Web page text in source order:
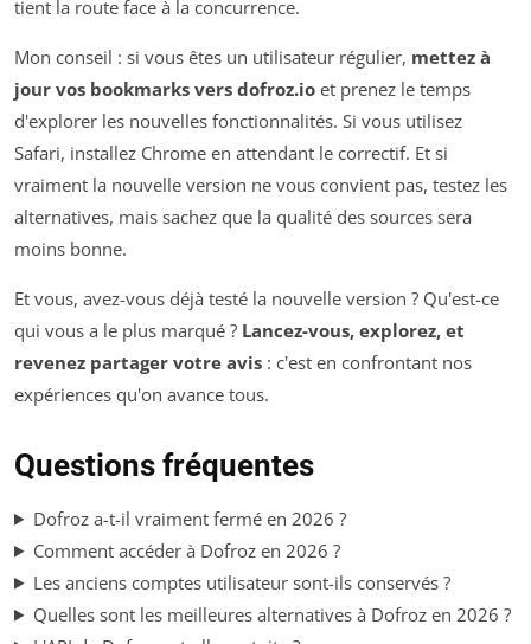
tient la route face à la concurrence.
Mon conseil : si vous êtes un utilisateur régulier, mettez à
jour vos bookmarks vers dofroz.io et prenez le temps
d'explorer les nouvelles fonctionnalités. Si vous utilisez
Safari, installez Chrome en attendant le correctif. Et si
vraiment la nouvelle version ne vous convient pas, testez les
alternatives, mais sachez que la qualité des sources sera
moins bonne.
Et vous, avez-vous déjà testé la nouvelle version ? Qu'est-ce
qui vous a le plus marqué ? Lancez-vous, explorez, et
revenez partager votre avis : c'est en confrontant nos
expériences qu'on avance tous.
Questions fréquentes
Dofroz a-t-il vraiment fermé en 2026 ?
Comment accéder à Dofroz en 2026 ?
Les anciens comptes utilisateur sont-ils conservés ?
Quelles sont les meilleures alternatives à Dofroz en 2026 ?